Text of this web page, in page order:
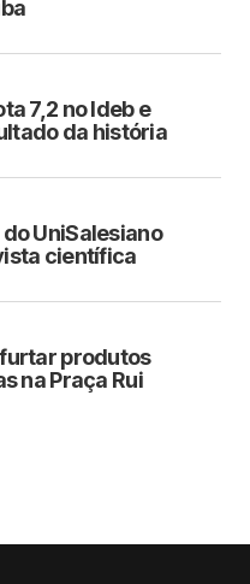
7,2 no Ideb e
da história
UniSalesiano
científica
produtos
na Praça Rui